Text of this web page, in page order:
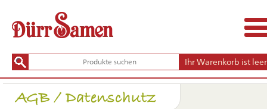
Ihr Warenkorb ist
AGB / Datenschutz